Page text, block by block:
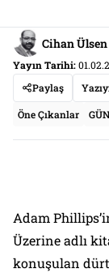
Cihan Ülsen
Yayın Tarihi:
Paylaş
Öne Çıkanlar
Adam
Üzerineadlı
konuşulan